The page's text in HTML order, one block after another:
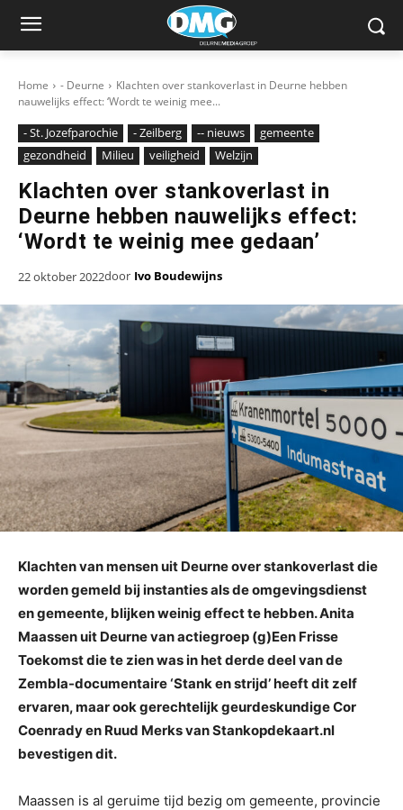
Home - Deurne
Klachten over stankoverlast in Deurne hebben
nauwelijks effect: ‘Wordt te weinig mee...
- St. Jozefparochie - Zeilberg -- nieuws
gemeente
gezondheid
Milieu veiligheid Welzijn
Klachten over stankoverlast in
Deurne hebben nauwelijks effect:
‘Wordt te weinig mee gedaan’
22 oktober 2022door Ivo Boudewijns
Klachten van mensen uit Deurne over stankoverlast die
worden gemeld bij instanties als de omgevingsdienst
en gemeente, blijken weinig effect te hebben. Anita
Maassen uit Deurne van actiegroep (g)Een Frisse
Toekomst die te zien was in het derde deel van de
Zembla-documentaire ‘Stank en strijd’ heeft dit zelf
ervaren, maar ook gerechtelijk geurdeskundige Cor
Coenrady en Ruud Merks van Stankopdekaart.nl
bevestigen dit.
Maassen is al geruime tijd bezig om gemeente, provincie